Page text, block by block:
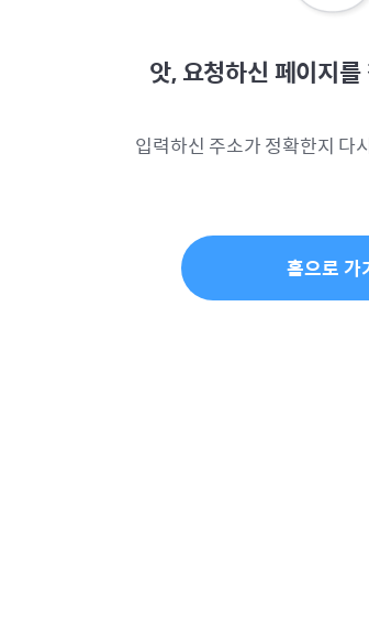
앗, 요청하신 페이지
입력하신 주소가 정확한지 다
홈으로 가